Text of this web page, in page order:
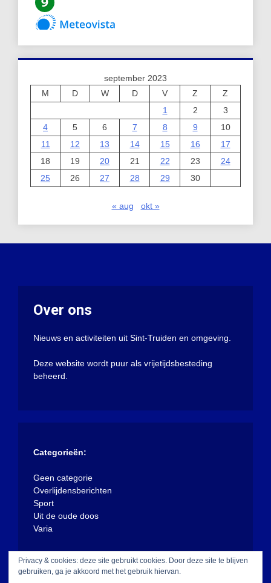
september 2023
M
D W D V Z
Z
1
2
3
4
5 6 7 8 9
10
11
12 13 14 15 16
17
18
19 20 21 22 23
24
25
26 27 28 29 30
« aug okt »
Over ons
Nieuws en activiteiten uit Sint-Truiden en omgeving.
Deze website wordt puur als vrijetijdsbesteding
beheerd.
Categorieën:
Geen categorie
Overlijdensberichten
Sport
Uit de oude doos
Varia
Privacy & cookies: deze site gebruikt cookies. Door deze site te blijven
gebruiken, ga je akkoord met het gebruik hiervan.